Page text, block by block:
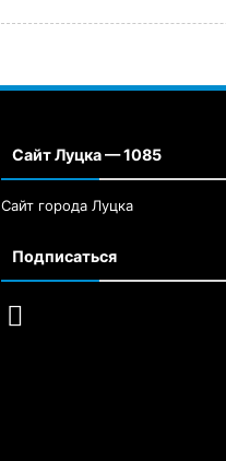
Сайт Луцка — 1085
Сайт города Луцка
Подписаться